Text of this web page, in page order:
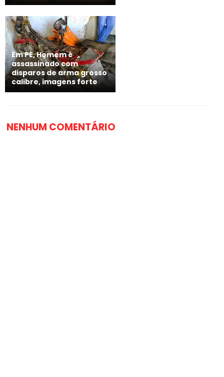
Em PE, Homem é
assassinado com
disparos de arma grosso
calibre, imagens forte
NENHUM COMENTÁRIO